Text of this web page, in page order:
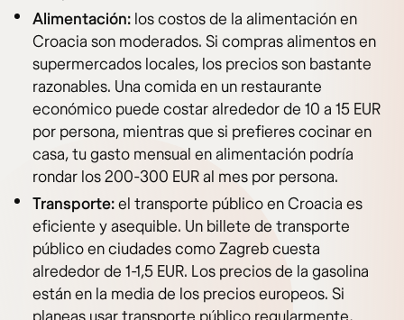
Alimentación: los costos de la alimentación en
Croacia son moderados. Si compras alimentos en
supermercados locales, los precios son bastante
razonables. Una comida en un restaurante
económico puede costar alrededor de 10 a 15 EUR
por persona, mientras que si prefieres cocinar en
casa, tu gasto mensual en alimentación podría
rondar los 200-300 EUR al mes por persona.
Transporte:el transporte público en Croacia es
eficiente y asequible. Un billete de transporte
público en ciudades como Zagreb cuesta
alrededor de 1-1,5 EUR. Los precios de la gasolina
están en la media de los precios europeos. Si